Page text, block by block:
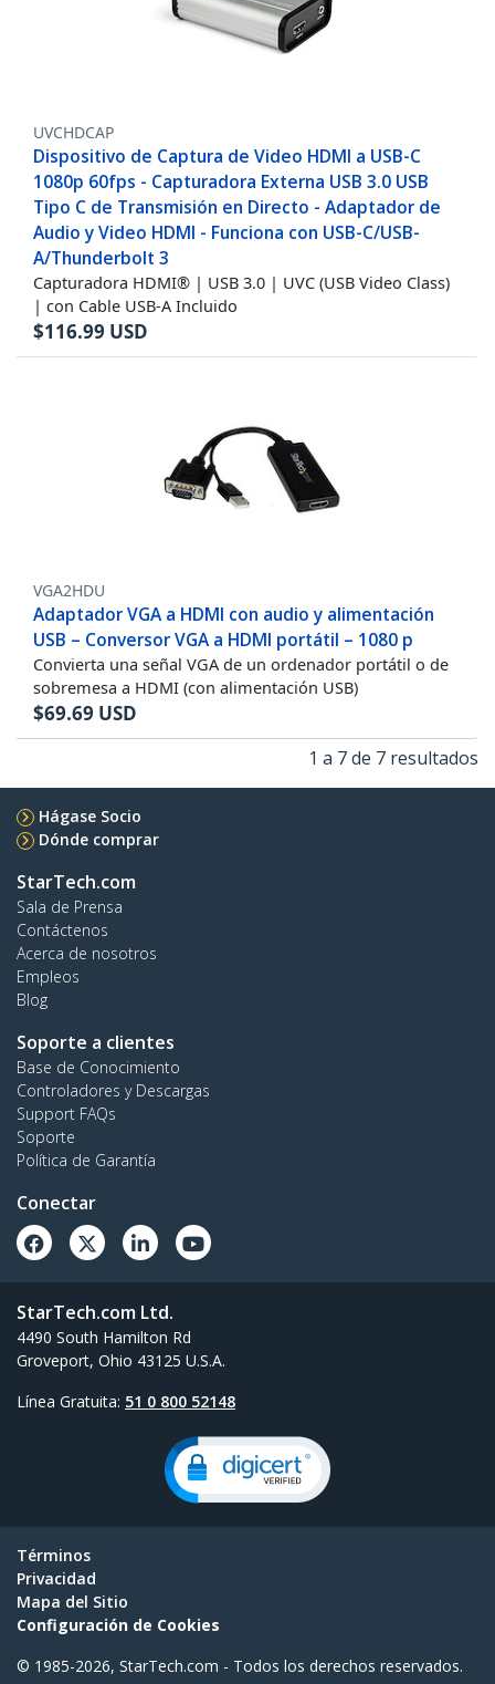
UVCHDCAP
Dispositivo de Captura de Video HDMI a USB-C
1080p 60fps - Capturadora Externa USB 3.0 USB
Tipo C de Transmisión en Directo - Adaptador de
Audio y Video HDMI - Funciona con USB-C/USB-
A/Thunderbolt 3
Capturadora HDMI® | USB 3.0 | UVC (USB Video Class)
| con Cable USB-A Incluido
$116.99 USD
VGA2HDU
Adaptador VGA a HDMI con audio y alimentación
USB – Conversor VGA a HDMI portátil – 1080 p
Convierta una señal VGA de un ordenador portátil o de
sobremesa a HDMI (con alimentación USB)
$69.69 USD
1 a 7 de 7 resultados
Hágase Socio
Dónde comprar
StarTech.com
Sala de Prensa
Contáctenos
Acerca de nosotros
Empleos
Blog
Soporte a clientes
Base de Conocimiento
Controladores y Descargas
Support FAQs
Soporte
Política de Garantía
Conectar
StarTech.com Ltd.
4490 South Hamilton Rd
Groveport, Ohio 43125 U.S.A.
Línea Gratuita: 51 0 800 52148
Términos
Privacidad
Mapa del Sitio
Configuración de Cookies
© 1985-2026, StarTech.com - Todos los derechos reservados.